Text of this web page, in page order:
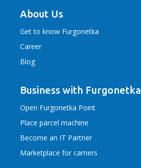
About Us
Get to know Furgonetka
Career
Blog
Business with Furgonetka
Open Furgonetka Point
Place parcel machine
Become an IT Partner
Marketplace for carriers